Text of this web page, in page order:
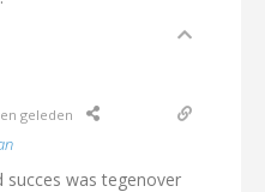
geleden
succes was tegenover